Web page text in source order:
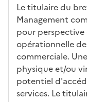
act
éris
tiq
ues
ssemen
t
Le titulaire du
Management
pour
opérationnelle
commerciale.
physique et/ou
potentiel
services. Le